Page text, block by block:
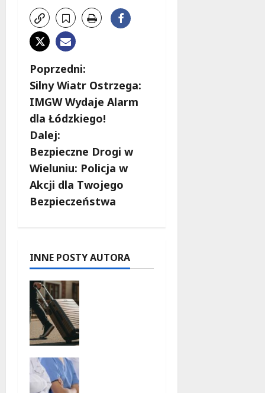
Z
o
b
a
c
z
i
s
y
Poprzedni:
Silny Wiatr Ostrzega:
IMGW Wydaje Alarm
dla Łódzkiego!
Dalej:
Bezpieczne Drogi w
Wieluniu: Policja w
Akcji dla Twojego
Bezpieczeństwa
INNE POSTY AUTORA